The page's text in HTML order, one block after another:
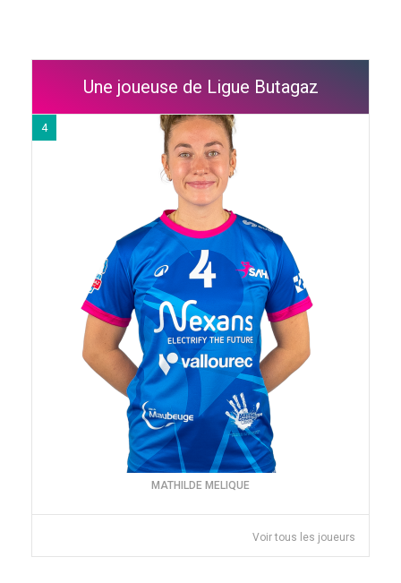
Une joueuse de Ligue Butagaz
4
MATHILDE MELIQUE
Voir tous les joueurs